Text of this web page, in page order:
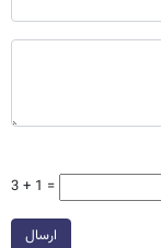
3 + 1 =
ارسال